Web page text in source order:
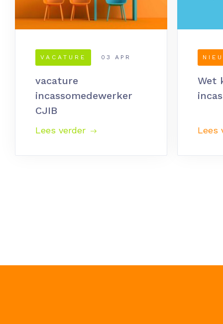
VACATURE 03 APR
vacature
incassomedewerker
CJIB
Lees verder
Wet
Lees